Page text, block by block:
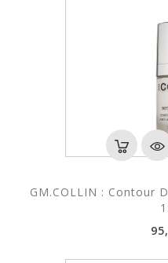
GM.COLLIN : Contour